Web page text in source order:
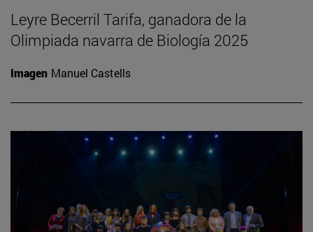
Leyre Becerril Tarifa, ganadora de la
Olimpiada navarra de Biología 2025
Imagen Manuel Castells